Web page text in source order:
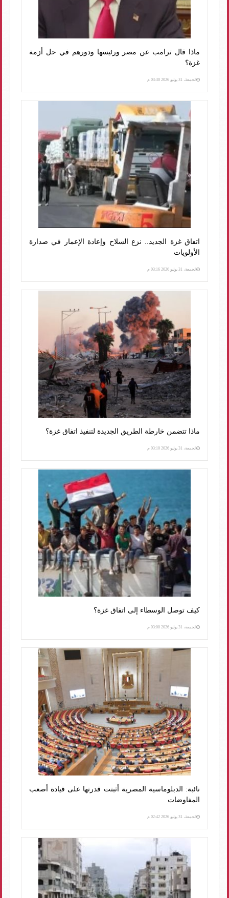
ماذا قال ترامب عن مصر ورئيسها ودورهم في حل أزمة
غزة؟
الجمعة، 31 يوليو 2026 03:30 م
اتفاق غزة الجديد.. نزع السلاح وإعادة الإعمار في صدارة
الأولويات
الجمعة، 31 يوليو 2026 03:16 م
ماذا تتضمن خارطة الطريق الجديدة لتنفيذ اتفاق غزة؟
الجمعة، 31 يوليو 2026 03:10 م
كيف توصل الوسطاء إلى اتفاق غزة؟
الجمعة، 31 يوليو 2026 03:00 م
نائبة: الدبلوماسية المصرية أثبتت قدرتها على قيادة أصعب
المفاوضات
الجمعة، 31 يوليو 2026 02:42 م